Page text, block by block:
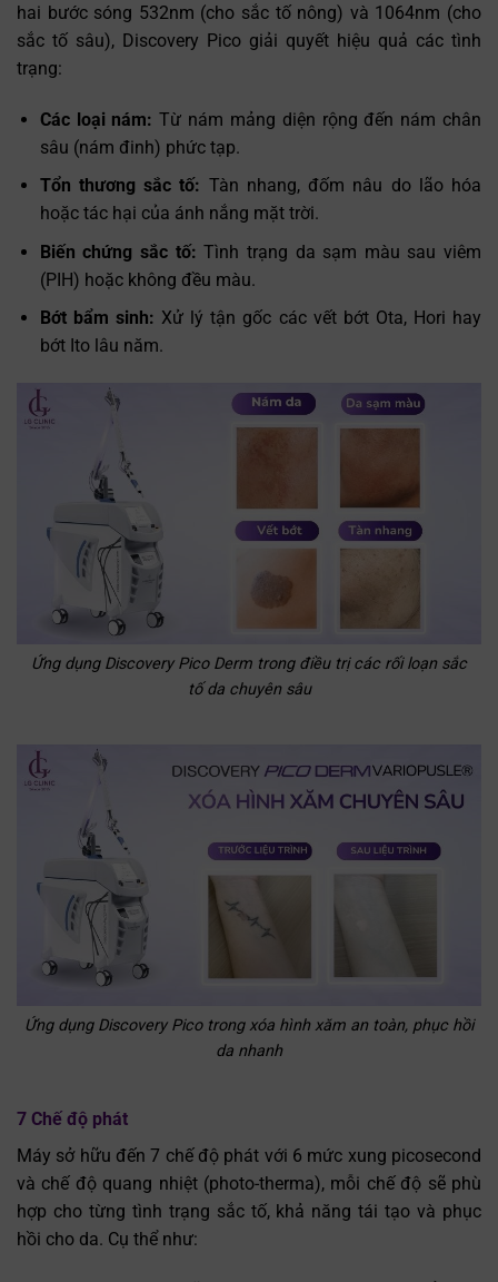
hai bước sóng 532nm (cho sắc tố nông) và 1064nm (cho
sắc tố sâu), Discovery Pico giải quyết hiệu quả các tình
trạng:
Các loại nám: Từ nám mảng diện rộng đến nám chân
sâu (nám đinh) phức tạp.
Tổn thương sắc tố: Tàn nhang, đốm nâu do lão hóa
hoặc tác hại của ánh nắng mặt trời.
Biến chứng sắc tố: Tình trạng da sạm màu sau viêm
(PIH) hoặc không đều màu.
Bớt bẩm sinh: Xử lý tận gốc các vết bớt Ota, Hori hay
bớt Ito lâu năm.
Ứng dụng Discovery Pico Derm trong điều trị các rối loạn sắc
tố da chuyên sâu
Ứng dụng Discovery Pico trong xóa hình xăm an toàn, phục hồi
da nhanh
7 Chế độ phát
Máy sở hữu đến 7 chế độ phát với 6 mức xung picosecond
và chế độ quang nhiệt (photo-therma), mỗi chế độ sẽ phù
hợp cho từng tình trạng sắc tố, khả năng tái tạo và phục
hồi cho da. Cụ thể như: